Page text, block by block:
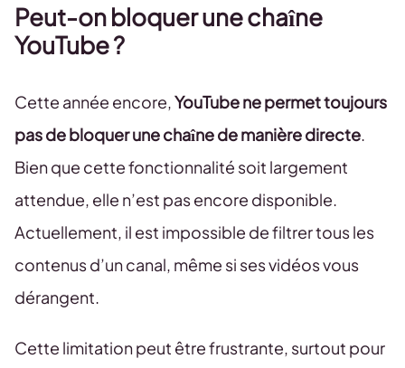
Peut-on bloquer une chaîne
YouTube ?
Cette année encore,YouTube ne permet toujours
pas de bloquer une chaîne de manière directe.
Bien que cette fonctionnalité soit largement
attendue, elle n’est pas encore disponible.
Actuellement, il est impossible de filtrer tous les
contenus d’un canal, même si ses vidéos vous
dérangent.
Cette limitation peut être frustrante, surtout pour